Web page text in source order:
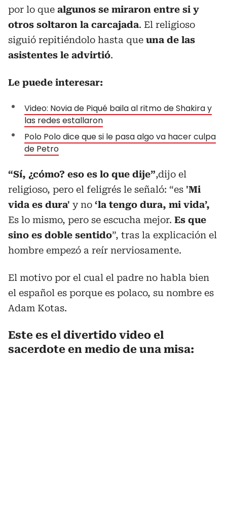
por lo que algunos se miraron entre si y
otros soltaron la carcajada. El religioso
siguió repitiéndolo hasta que una de las
asistentes le advirtió.
Le puede interesar:
Video: Novia de Piqué baila al ritmo de Shakira y
las redes estallaron
Polo Polo dice que si le pasa algo va hacer culpa
de Petro
“Sí, ¿cómo? eso es lo que dije”,dijo el
religioso, pero el feligrés le señaló: “es 'Mi
vida es dura' y no ‘la tengo dura, mi vida’,
Es lo mismo, pero se escucha mejor. Es que
sino es doble sentido”, tras la explicación el
hombre empezó a reír nerviosamente.
El motivo por el cual el padre no habla bien
el español es porque es polaco, su nombre es
Adam Kotas.
Este es el divertido video el
sacerdote en medio de una misa: